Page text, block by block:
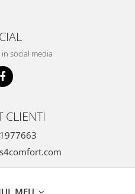
social media
CLIENTI
MEU